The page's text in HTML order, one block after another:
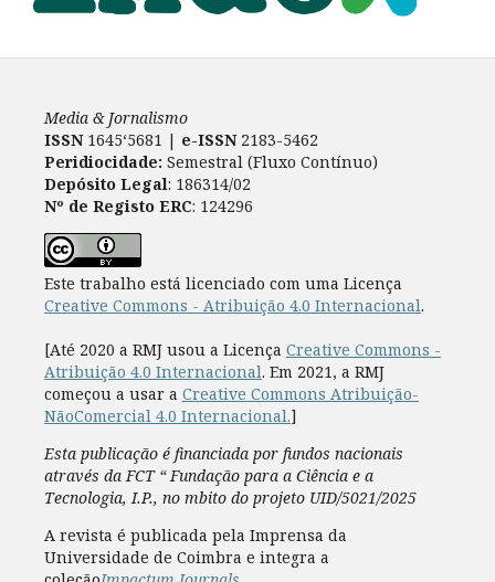
Media & Jornalismo
ISSN 1645‘5681 | e-ISSN2183-5462
Peridiocidade: Semestral (Fluxo Contínuo)
Depósito Legal: 186314/02
Nº de Registo ERC: 124296
Este trabalho está licenciado com uma Licença
Creative Commons - Atribuição 4.0 Internacional.
[Até 2020 a RMJ usou a Licença Creative Commons -
Atribuição 4.0 Internacional. Em 2021, a RMJ
começou a usar a Creative Commons Atribuição-
NãoComercial 4.0 Internacional.]
Esta publicação é financiada por fundos nacionais
através da FCT “ Fundação para a Ciência e a
Tecnologia, I.P., no mbito do projeto UID/5021/2025
A revista é publicada pela Imprensa da
Universidade de Coimbra e integra a